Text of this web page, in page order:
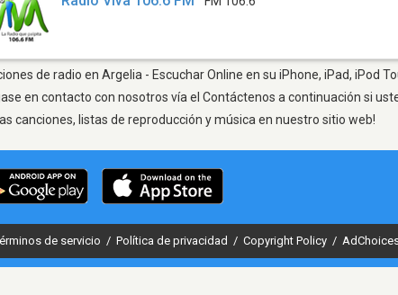
de radio en Argelia - Escuchar Online en su iPhone, iPad, iPod
en contacto con nosotros vía el Contáctenos a continuación si
canciones, listas de reproducción y música en nuestro sitio web!
de servicio / Política de privacidad / Copyright Policy /